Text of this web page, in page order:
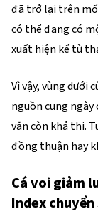
đã trở lại trên
có thể đang có
xuất hiện kể từ
Vì vậy, vùng dưới
nguồn cung
vẫn còn khả thi.
đồng thuận hay
Cá voi giảm
Index